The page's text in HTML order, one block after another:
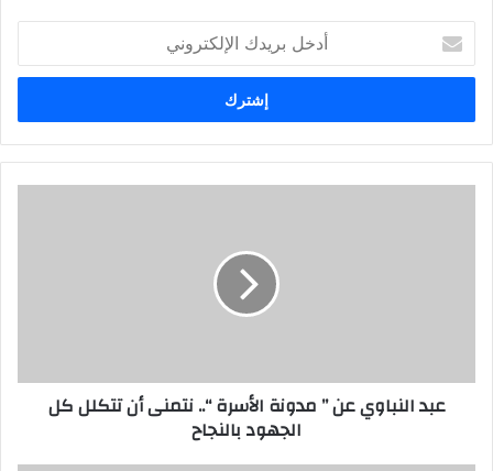
بريدك
الإلكتروني
عبد النباوي عن ” مدونة الأسرة “.. نتمنى أن تتكلل كل
الجهود بالنجاح